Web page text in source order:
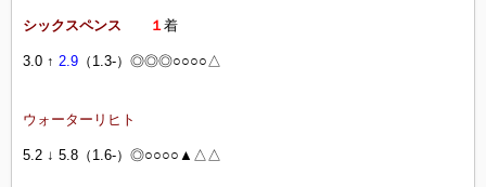
シックスペンス １着
3.0 ↑ 2.9 （1.3-）◎◎◎○○○○△
ウォーターリヒト
5.2 ↓ 5.8（1.6-）◎○○○○▲△△